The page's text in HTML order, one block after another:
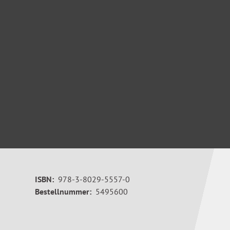
ISBN: 978-3-8029-5557-0
Bestellnummer: 5495600